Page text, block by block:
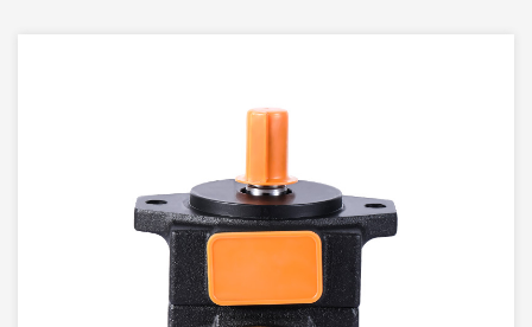
эффективную систему управления. Это позволяет
шестеренчатому насосу PFE обеспечивать
гидравлические характеристики в различных условиях
работы и обеспечивать стабильную работу системы.
Гидравлический шестеренный насос высокого
давления PFE имеет гибкую конструкцию и подходит